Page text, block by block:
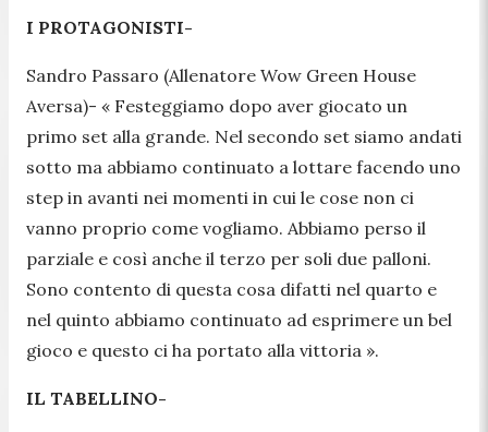
I PROTAGONISTI-
Sandro Passaro (Allenatore Wow Green House
Aversa)- « Festeggiamo dopo aver giocato un
primo set alla grande. Nel secondo set siamo andati
sotto ma abbiamo continuato a lottare facendo uno
step in avanti nei momenti in cui le cose non ci
vanno proprio come vogliamo. Abbiamo perso il
parziale e così anche il terzo per soli due palloni.
Sono contento di questa cosa difatti nel quarto e
nel quinto abbiamo continuato ad esprimere un bel
gioco e questo ci ha portato alla vittoria ».
IL TABELLINO-